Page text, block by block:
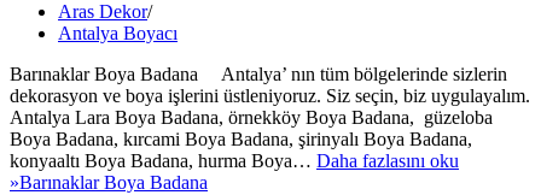
Aras Dekor
Antalya Boyacı
Barınaklar Boya Badana Antalya’ nın tüm bölgelerinde sizlerin
dekorasyon ve boya işlerini üstleniyoruz. Siz seçin, biz uygulayalım.
Antalya Lara Boya Badana, örnekköy Boya Badana, güzeloba
Boya Badana, kırcami Boya Badana, şirinyalı Boya Badana,
konyaaltı Boya Badana, hurma Boya… Daha fazlasını oku
»Barınaklar Boya Badana